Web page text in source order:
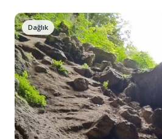
Dağlık